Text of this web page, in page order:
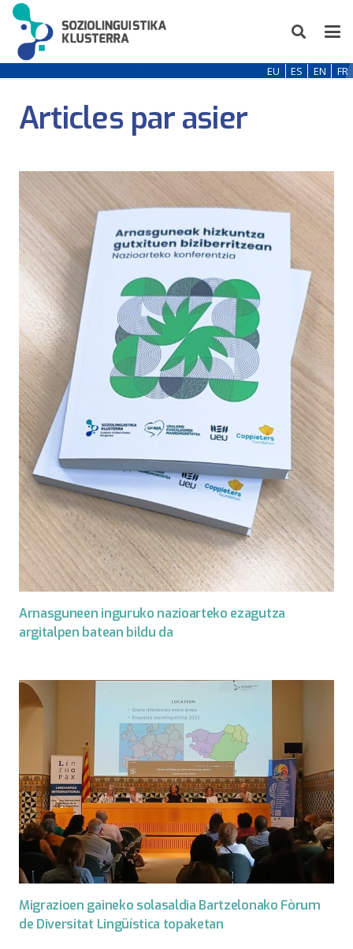
EU ES EN FR
Articles par asier
Arnasguneen inguruko nazioarteko ezagutza
argitalpen batean bildu da
Migrazioen gaineko solasaldia Bartzelonako Fòrum
de Diversitat Lingüística topaketan